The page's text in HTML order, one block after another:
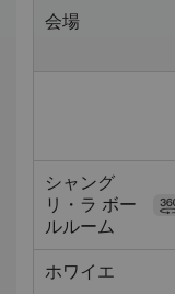
会場
シャング
リ・ラ ボー
ルルーム
ホワイエ